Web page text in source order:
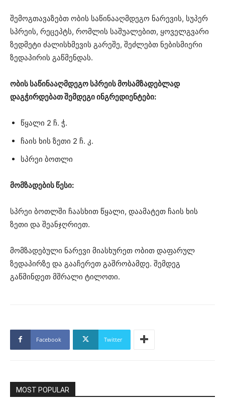
შემოგთავაზებთ ობის საწინააღმდეგო ნარევის, სუპერ
სპრეის, რეცეპტს, რომლის საშუალებით, ყოველგვარი
ზედმეტი ძალისხმევის გარეშე, შეძლებთ ნებისმიერი
ზედაპირის გაწმენდას.
ობის საწინააღმდეგო სპრეის მოსამზადებლად
დაგჭირდებათ შემდეგი ინგრედიენტები:
წყალი 2 ჩ. ჭ.
ჩაის ხის ზეთი 2 ჩ. კ.
სპრეი ბოთლი
მომზადების წესი:
სპრეი ბოთლში ჩაასხით წყალი, დაამატეთ ჩაის ხის
ზეთი და შეანჯღრიეთ.
მომზადებული ნარევი მიასხურეთ ობით დაფარულ
ზედაპირზე და გააჩერეთ გაშრობამდე. შემდეგ
გაწმინდეთ მშრალი ტილოთი.
Facebook Twitter
MOST POPULAR